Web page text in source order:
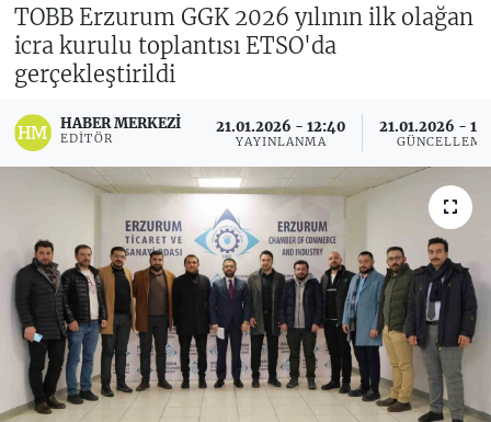
TOBB Erzurum GGK 2026 yılının ilk olağan
icra kurulu toplantısı ETSO'da
gerçekleştirildi
HABER MERKEZI
EDITÖR
21.01.2026 - 12:40
YAYINLANMA
21.01.2026 -
GÜNCELLEME
Son Dakika Haberleri